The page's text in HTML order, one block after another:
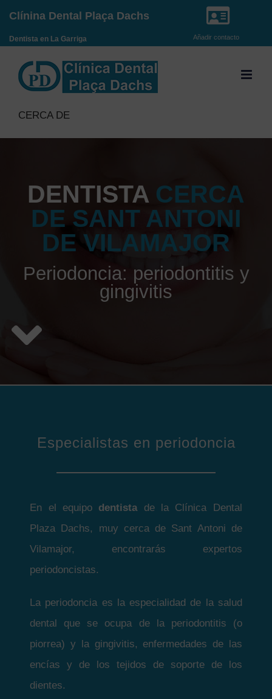
Saltar
Clínina Dental Plaça Dachs
Dentista en La Garriga Añadir contacto
CERCA DE
DENTISTA CERCA
DE SANT ANTONI
DE VILAMAJOR
Periodoncia: periodontitis y
gingivitis
Especialistas en periodoncia
En el equipo dentista de la Clínica Dental
Plaza Dachs, muy cerca de Sant Antoni de
Vilamajor, encontrarás expertos
periodoncistas.
La periodoncia es la especialidad de la salud
dental que se ocupa de la periodontitis (o
piorrea) y la gingivitis, enfermedades de las
encías y de los tejidos de soporte de los
dientes.